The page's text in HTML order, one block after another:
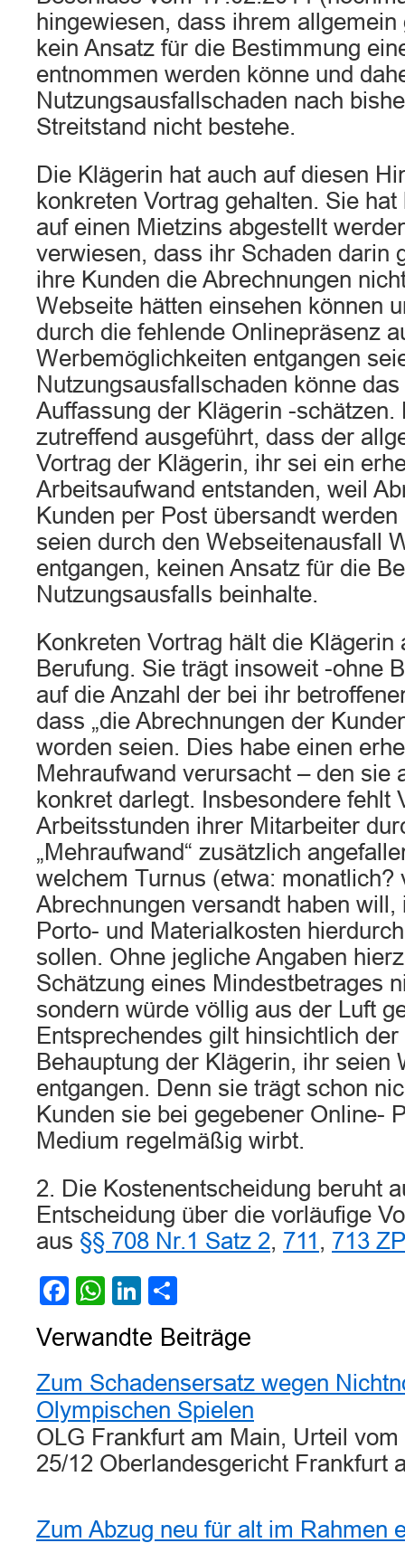
hingewiesen, dass ihrem
kein Ansatz für die Bestimmung
entnommen werden könne und
Nutzungsausfallschaden nach
Streitstand nicht bestehe.
Die Klägerin hat auch auf diesen
konkreten Vortrag gehalten. Sie
auf einen Mietzins abgestellt
verwiesen, dass ihr Schaden darin
ihre Kunden die Abrechnungen
Webseite hätten einsehen können
durch die fehlende Onlinepräsenz
Werbemöglichkeiten entgangen
Nutzungsausfallschaden könne
Auffassung der Klägerin -schätzen.
zutreffend ausgeführt, dass der
Vortrag der Klägerin, ihr sei ein
Arbeitsaufwand entstanden, weil
Kunden per Post übersandt
seien durch den Webseitenausfall
entgangen, keinen Ansatz für die
Nutzungsausfalls beinhalte.
Konkreten Vortrag hält die Klägerin
Berufung. Sie trägt insoweit -ohne
auf die Anzahl der bei ihr
dass „die Abrechnungen der
worden seien. Dies habe einen
Mehraufwand verursacht – den sie
konkret darlegt. Insbesondere fehlt
Arbeitsstunden ihrer Mitarbeiter
„Mehraufwand“ zusätzlich
welchem Turnus (etwa: monatlich?
Abrechnungen versandt haben
Porto- und Materialkosten
sollen. Ohne jegliche Angaben
Schätzung eines Mindestbetrages
sondern würde völlig aus der Luft
Entsprechendes gilt hinsichtlich
Behauptung der Klägerin, ihr seien
entgangen. Denn sie trägt schon
Kunden sie bei gegebener Online-
Medium regelmäßig wirbt.
2. Die Kostenentscheidung beruht
Entscheidung über die vorläufige
aus §§ 708 Nr.1 Satz 2, 711 , 713
Facebook
WhatsApp
LinkedIn
Verwandte Beiträge
Zum Schadensersatz wegen
Olympischen Spielen
OLG Frankfurt am Main, Urteil
25/12 Oberlandesgericht Frankfurt
Zum Abzug neu für alt im Rahmen